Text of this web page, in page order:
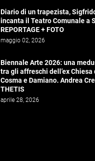
Diario di un trapezista,
incanta il Teatro Comunale a
REPORTAGE + FOTO
maggio 02, 2026
Biennale Arte 2026: una
tra gli affreschi dell’ex Chiesa
Cosma e Damiano. Andrea
THETIS
aprile 28, 2026